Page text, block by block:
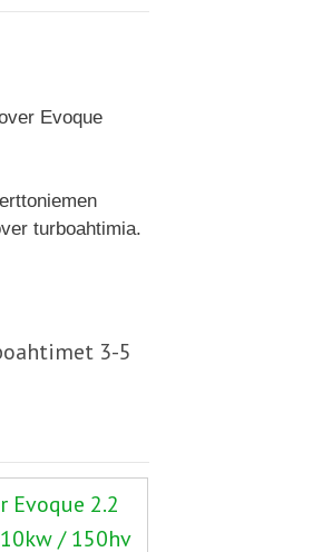
Evoque
turboahtimia.
3-5
Evoque 2.2
/ 150hv